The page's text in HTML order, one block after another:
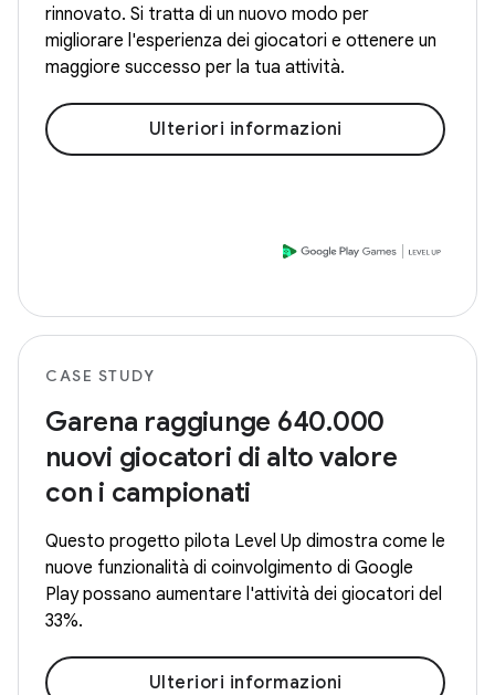
rinnovato. Si tratta di un nuovo modo per
migliorare l'esperienza dei giocatori e ottenere un
maggiore successo per la tua attività.
Ulteriori informazioni
CASE STUDY
Garena raggiunge 640.000
nuovi giocatori di alto valore
con i campionati
Questo progetto pilota Level Up dimostra come le
nuove funzionalità di coinvolgimento di Google
Play possano aumentare l'attività dei giocatori del
33%.
Ulteriori informazioni